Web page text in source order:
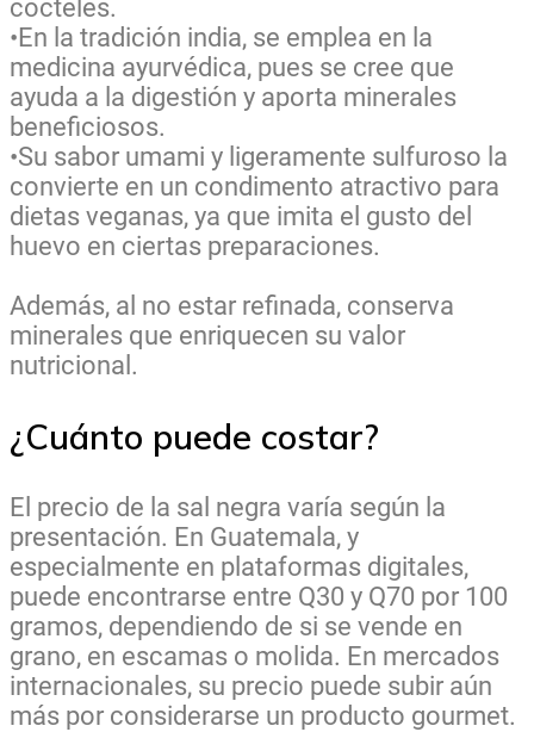
cócteles.
•En la tradición india, se emplea en la
medicina ayurvédica, pues se cree que
ayuda a la digestión y aporta minerales
beneficiosos.
•Su sabor umami y ligeramente sulfuroso la
convierte en un condimento atractivo para
dietas veganas, ya que imita el gusto del
huevo en ciertas preparaciones.
Además, al no estar refinada, conserva
minerales que enriquecen su valor
nutricional.
¿Cuánto puede costar?
El precio de la sal negra varía según la
presentación. En Guatemala, y
especialmente en plataformas digitales,
puede encontrarse entre Q30 y Q70 por 100
gramos, dependiendo de si se vende en
grano, en escamas o molida. En mercados
internacionales, su precio puede subir aún
más por considerarse un producto gourmet.